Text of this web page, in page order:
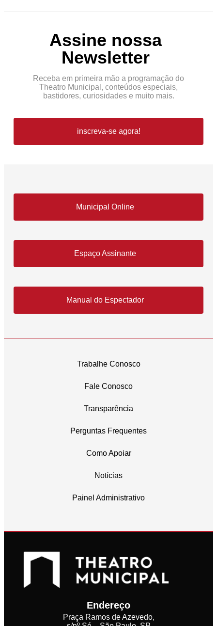
Assine nossa
Newsletter
Receba em primeira mão a programação do
Theatro Municipal, conteúdos especiais,
bastidores, curiosidades e muito mais.
inscreva-se agora!
Municipal Online
Espaço Assinante
Manual do Espectador
Trabalhe Conosco
Fale Conosco
Transparência
Perguntas Frequentes
Como Apoiar
Notícias
Painel Administrativo
Endereço
Praça Ramos de Azevedo,